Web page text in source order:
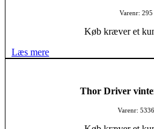
Varenr: 295
Køb kræver et
Læs mere
Thor Driver
Varenr: 5336